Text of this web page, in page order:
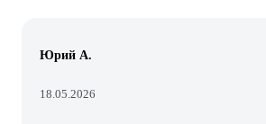
Юрий А.
18.05.2026